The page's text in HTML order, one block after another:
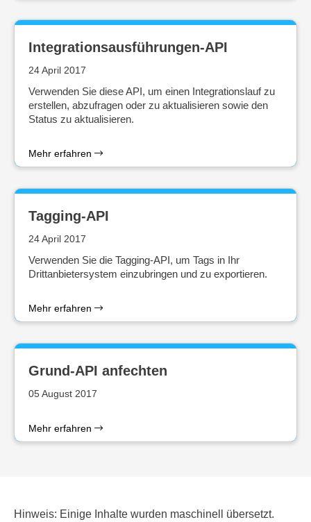
Integrationsausführungen-API
24 April 2017
Verwenden Sie diese API, um einen Integrationslauf zu
erstellen, abzufragen oder zu aktualisieren sowie den
Status zu aktualisieren.
Mehr erfahren
Tagging-API
24 April 2017
Verwenden Sie die Tagging-API, um Tags in Ihr
Drittanbietersystem einzubringen und zu exportieren.
Mehr erfahren
Grund-API anfechten
05 August 2017
Mehr erfahren
Hinweis: Einige Inhalte wurden maschinell übersetzt.